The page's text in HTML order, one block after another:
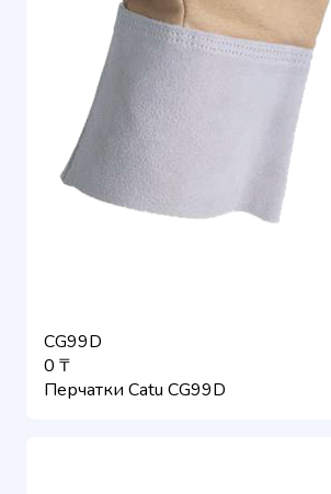
CG99D
0 ₸
Перчатки Catu CG99D